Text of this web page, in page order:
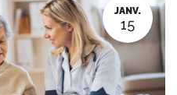
JANV.
15